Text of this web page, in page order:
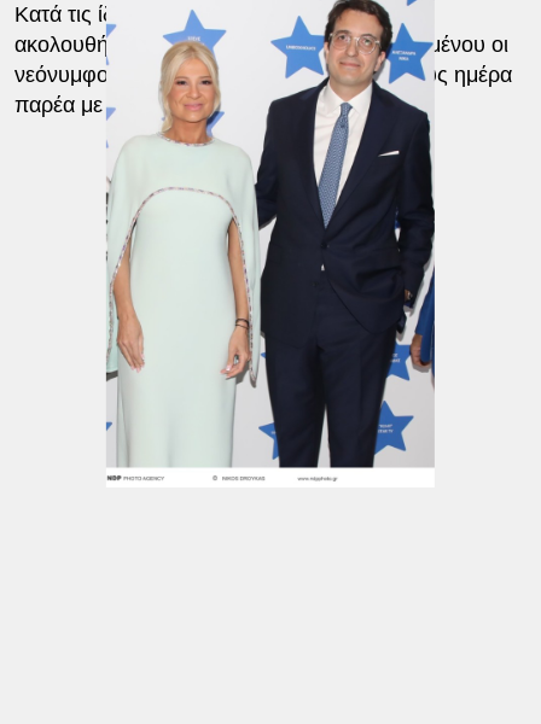
Κατά τις ίδιες πληροφορίες, την τελετή θα
ακολουθήσει και έναμεγάλο πάρτι, προκειμένου οι
νεόνυμφοι να γιορτάσουν την ξεχωριστή τους ημέρα
παρέα με τα αγαπημένα τους πρόσωπα.